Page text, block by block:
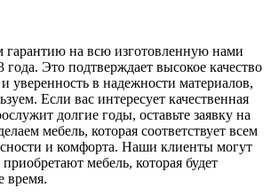
гарантию на всю изготовленную нами
года. Это подтверждает высокое качество
уверенность в надежности материалов,
Если вас интересует качественная
долгие годы, оставьте заявку на
мебель, которая соответствует всем
и комфорта. Наши клиенты могут
мебель, которая будет
время.